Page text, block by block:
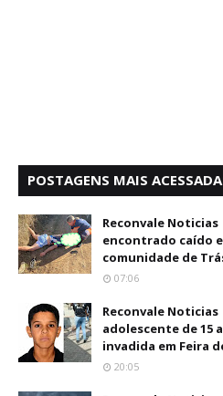
POSTAGENS MAIS
Reconvale Noticias
encontrado caído
comunidade de
07:06
Reconvale Noticias |
adolescente de 15
invadida em Feira
20:05